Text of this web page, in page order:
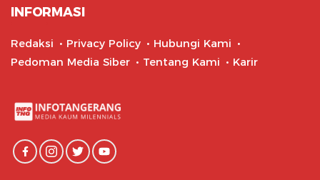
INFORMASI
Redaksi Privacy Policy
Hubungi Kami
Pedoman Media Siber
Tentang Kami Karir